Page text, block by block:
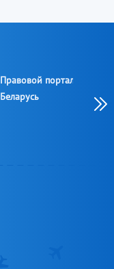
Правовой портал
Беларусь